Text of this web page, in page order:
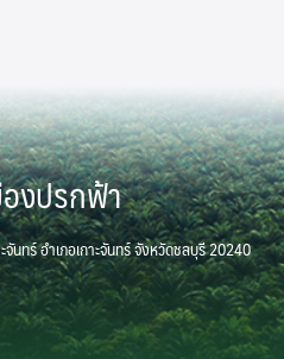
งปรกฟ้า
นทร์ อำเภอเกาะจันทร์ จังหวัดชลบุรี 20240